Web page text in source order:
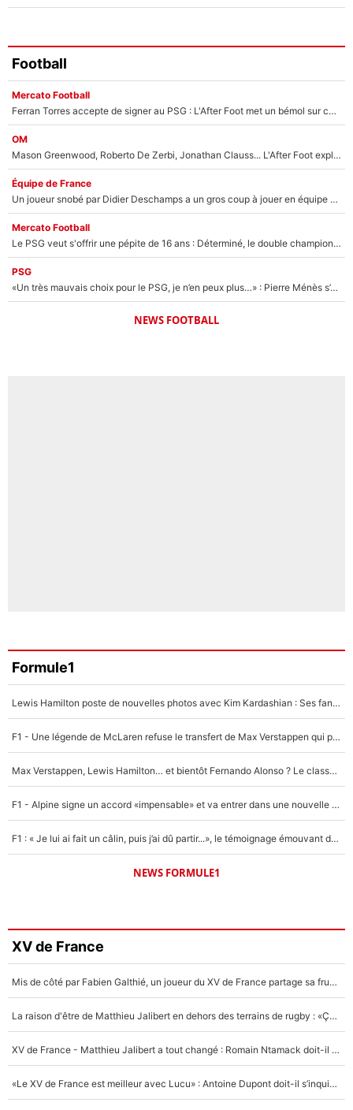
Football
Mercato Football
Ferran Torres accepte de signer au PSG : L'After Foot met un bémol sur ce transfert, le champion du monde va couter trop cher ?
OM
Mason Greenwood, Roberto De Zerbi, Jonathan Clauss... L'After Foot explique pourquoi Medhi Benatia a craqué à l'OM !
Équipe de France
Un joueur snobé par Didier Deschamps a un gros coup à jouer en équipe de France : Zinedine Zidane a trouvé son numéro 9 ?
Mercato Football
Le PSG veut s'offrir une pépite de 16 ans : Déterminé, le double champion d'Europe en titre est prêt à lâcher 40M€ pour celui que l'on compare déjà à Vinicius Jr !
PSG
«Un très mauvais choix pour le PSG, je n’en peux plus…» : Pierre Ménès s’est complètement trompé avec Luis Enrique et ces déclarations le prouvent !
NEWS FOOTBALL
Formule1
Lewis Hamilton poste de nouvelles photos avec Kim Kardashian : Ses fans le voient déjà redevenir champion du monde de F1 grâce à elle !
F1 - Une légende de McLaren refuse le transfert de Max Verstappen qui pourrait «faire des vagues» et plomber l'ambiance dans l'équipe
Max Verstappen, Lewis Hamilton… et bientôt Fernando Alonso ? Le classement des pilotes les mieux payés en Formule 1 risque de changer !
F1 - Alpine signe un accord «impensable» et va entrer dans une nouvelle dimension : Grande nouvelle pour Pierre Gasly !
F1 : « Je lui ai fait un câlin, puis j’ai dû partir...», le témoignage émouvant de Max Verstappen sur sa fille
NEWS FORMULE1
XV de France
Mis de côté par Fabien Galthié, un joueur du XV de France partage sa frustration : «ils ne me l’ont pas dit tout de suite»
La raison d'être de Matthieu Jalibert en dehors des terrains de rugby : «Ça m'atteint autant que si tu touches à un membre de ma famille»
XV de France - Matthieu Jalibert a tout changé : Romain Ntamack doit-il s’inquiéter pour sa place à un an de la Coupe du monde ?
«Le XV de France est meilleur avec Lucu» : Antoine Dupont doit-il s’inquiéter pour sa place ?